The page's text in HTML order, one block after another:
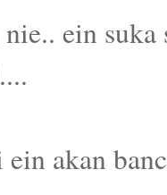
nie.. ein
akan